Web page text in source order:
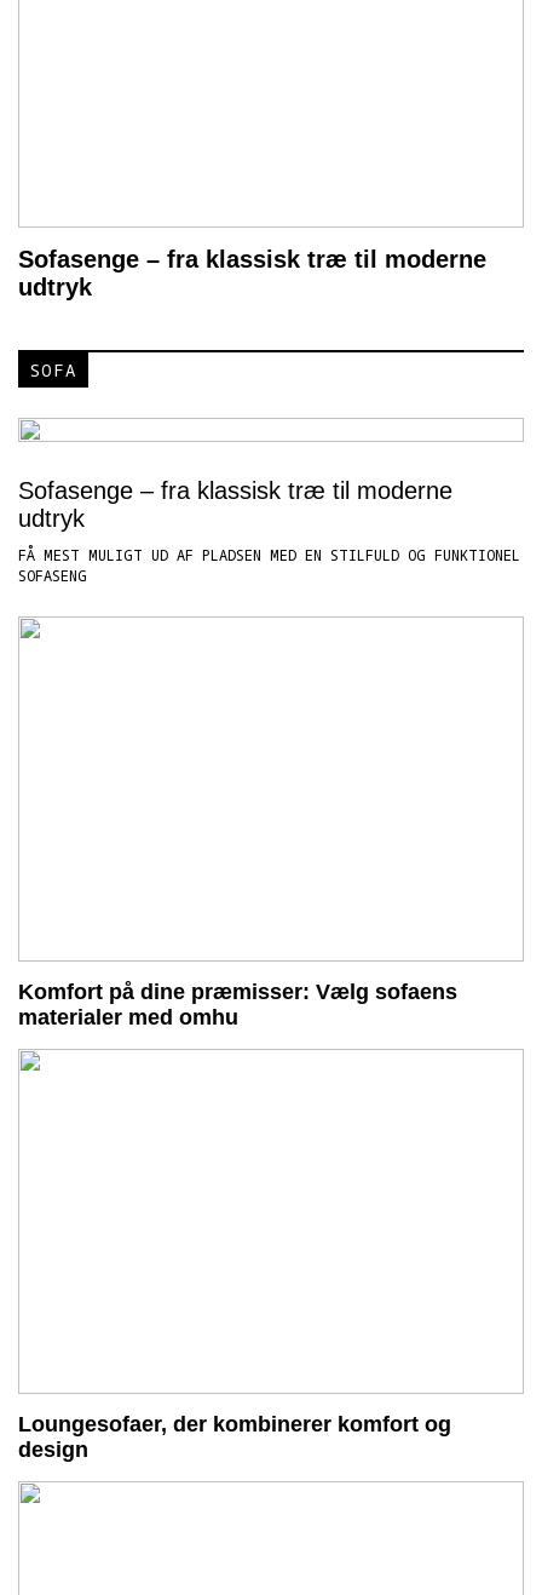
Sofasenge – fra klassisk træ til moderne
udtryk
SOFA
Sofasenge – fra klassisk træ til moderne
udtryk
FÅ MEST MULIGT UD AF PLADSEN MED EN STILFULD OG FUNKTIONEL
SOFASENG
Komfort på dine præmisser: Vælg sofaens
materialer med omhu
Loungesofaer, der kombinerer komfort og
design